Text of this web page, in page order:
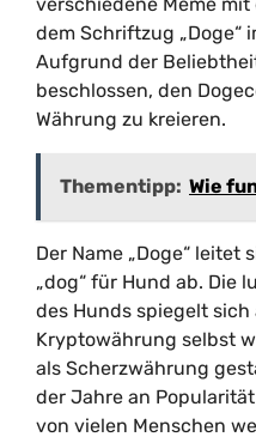
dem Schriftzug „Doge“
Aufgrund der
beschlossen, den
Währung zu kreieren.
Thementipp: Wie
Der Name „Doge“ leitet
„dog“ für Hund ab. Die
des Hunds spiegelt
Kryptowährung selbst
als Scherzwährung
der Jahre an
von vielen Menschen